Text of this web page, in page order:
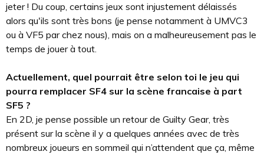
jeter ! Du coup, certains jeux sont injustement délaissés
alors qu'ils sont très bons (je pense notamment à UMVC3
ou à VF5 par chez nous), mais on a malheureusement pas le
temps de jouer à tout.
Actuellement, quel pourrait être selon toi le jeu qui
pourra remplacer SF4 sur la scène francaise à part
SF5 ?
En 2D, je pense possible un retour de Guilty Gear, très
présent sur la scène il y a quelques années avec de très
nombreux joueurs en sommeil qui n’attendent que ça, même